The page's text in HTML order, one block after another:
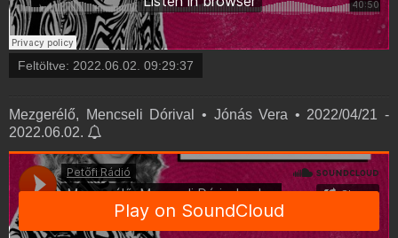
Feltöltve: 2022.06.02. 09:29:37
Mezgerélő, Mencseli Dórival • Jónás Vera • 2022/04/21 -
2022.06.02.